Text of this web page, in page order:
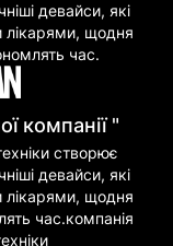
девайси, які
лікарями, щодня
час.
компанії "
створює
девайси, які
лікарями, щодня
час.компанія